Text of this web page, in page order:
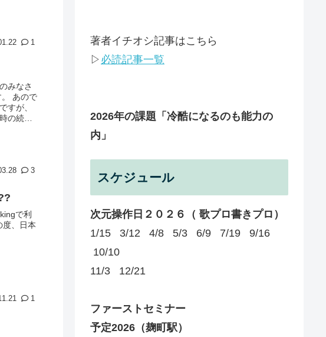
1
みなさ
あので
すが、
の続き
3
で利
度、日本
1
著者イチオシ記事はこちら
▷ 必読記事一覧
2026年の課題 「冷酷になるのも能力の
内」
スケジュール
次元操作日２０２６（ 歌プロ書きプロ）
1/15 3/12 4/8 5/3 6/9 7/19 9/16
10/10
11/3 12/21
ファーストセミナー
予定2026 （麹町駅）